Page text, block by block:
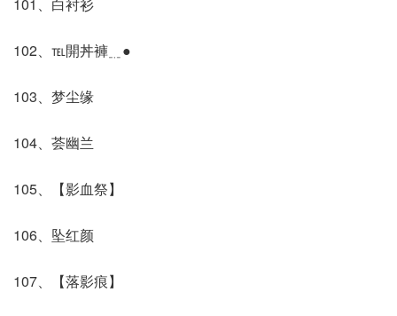
102、℡開丼褲﹎●
103、梦尘缘
104、荟幽兰
105、【影血祭】
106、坠红颜
107、【落影痕】